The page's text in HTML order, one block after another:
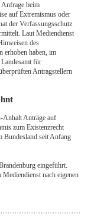
Anfrage beim
auf Extremismus oder
der Verfassungsschutz
Laut Mediendienst
des
erhoben haben, im
für
Antragstellern
Anhalt Anträge auf
zum Existenzrecht
Bundesland seit Anfang
eingeführt.
nach eigenen